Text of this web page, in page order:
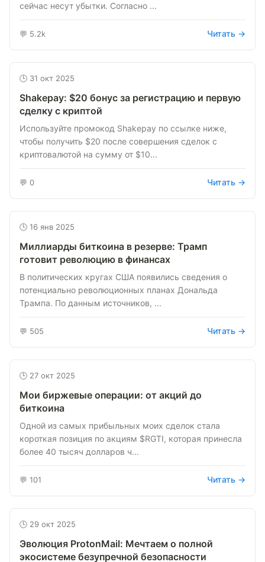
сейчас несут убытки. Согласно ...
💬 5.2k Читать →
🕒 31 окт 2025
Shakepay: $20 бонус за регистрацию и первую
сделку с криптой
Используйте промокод Shakepay по ссылке ниже,
чтобы получить $20 после совершения сделок с
криптовалютой на сумму от $10...
💬 0 Читать →
🕒 16 янв 2025
Миллиарды биткоина в резерве: Трамп
готовит революцию в финансах
В политических кругах США появились сведения о
потенциально революционных планах Дональда
Трампа. По данным источников, ...
💬 505 Читать →
🕒 27 окт 2025
Мои биржевые операции: от акций до
биткоина
Одной из самых прибыльных моих сделок стала
короткая позиция по акциям $RGTI, которая принесла
более 40 тысяч долларов ч...
💬 101 Читать →
🕒 29 окт 2025
Эволюция ProtonMail: Мечтаем о полной
экосистеме безупречной безопасности